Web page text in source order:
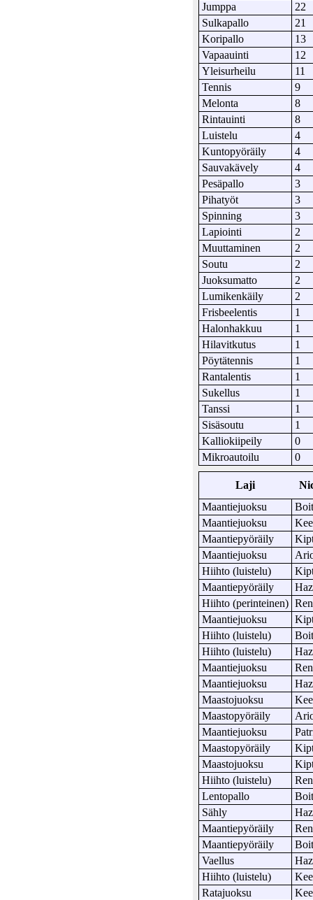
Jumppa
22
Sulkapallo
21
Koripallo
13
Vapaauinti
12
Yleisurheilu
11
Tennis
9
Melonta
8
Rintauinti
8
Luistelu
4
Kuntopyöräily
4
Sauvakävely
4
Pesäpallo
3
Pihatyöt
3
Spinning
3
Lapiointi
2
Muuttaminen
2
Soutu
2
Juoksumatto
2
Lumikenkäily
2
Frisbeelentis
1
Halonhakkuu
1
Hilavitkutus
1
Pöytätennis
1
Rantalentis
1
Sukellus
1
Tanssi
1
Sisäsoutu
1
Kalliokiipeily
0
Mikroautoilu
0
Laji
Maantiejuoksu
Maantiejuoksu
Maantiepyöräily
Maantiejuoksu
Hiihto (luistelu)
Maantiepyöräily
Hiihto (perinteinen)
Maantiejuoksu
Hiihto (luistelu)
Hiihto (luistelu)
Maantiejuoksu
Maantiejuoksu
Maastojuoksu
Maastopyöräily
Maantiejuoksu
Maastopyöräily
Maastojuoksu
Hiihto (luistelu)
Lentopallo
Sähly
Maantiepyöräily
Maantiepyöräily
Vaellus
Hiihto (luistelu)
Ratajuoksu